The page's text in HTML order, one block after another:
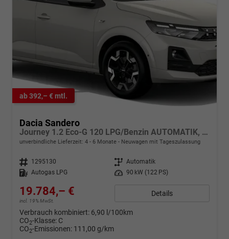
ab 392,– € mtl.
Dacia Sandero
Journey 1.2 Eco-G 120 LPG/Benzin AUTOMATIK, NEUES MODELL, 3J Garantie, 16" ALU, Klimaautomatik, Lederlenkrad, Parksensoren vorn/hinten, Rückfahrkamera, Toter-Winkel, Hands-Free, Tempomat, Multimedia System 10" + Smartphone-Spiegelung, 4x FH elektr, NSW, Armlehne
unverbindliche Lieferzeit: 4 - 6 Monate Neuwagen mit Tageszulassung
Fahrzeugnr. 1295130 Getriebe Automatik
Kraftstoff Autogas LPG Leistung 90 kW (122 PS)
19.784,– €
incl. 19% MwSt.
Details
Verbrauch kombiniert: 6,90 l/100km
CO2-Klasse: C
CO2-Emissionen: 111,00 g/km